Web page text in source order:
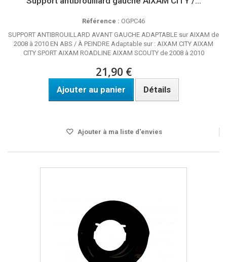
Référence : OGPC46
SUPPORT ANTIBROUILLARD AVANT GAUCHE ADAPTABLE sur AIXAM de
2008 à 2010 EN ABS / À PEINDRE Adaptable sur : AIXAM CITY AIXAM
CITY SPORT AIXAM ROADLINE AIXAM SCOUTY de 2008 à 2010
21,90 €
Ajouter au panier Détails
Ajouter à ma liste d'envies